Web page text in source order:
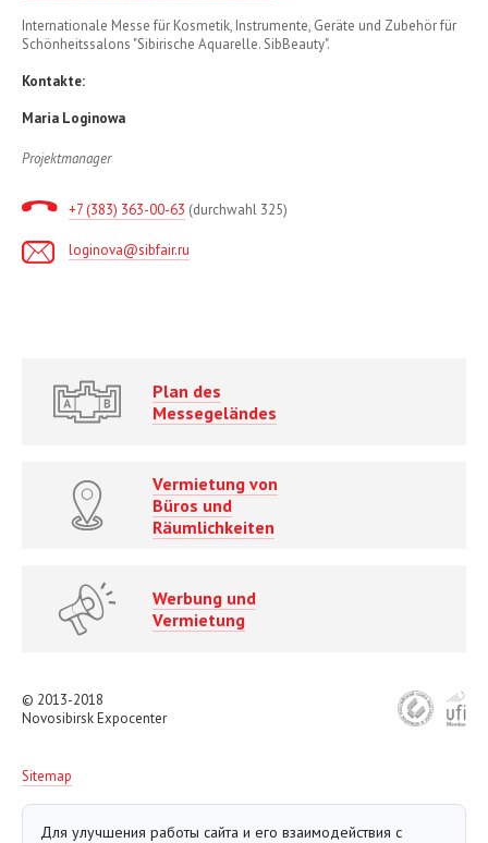
Internationale Messe für Kosmetik, Instrumente, Geräte und Zubehör für
Schönheitssalons "Sibirische Aquarelle. SibBeauty".
Kontakte:
Maria Loginowa
Projektmanager
+7 (383) 363-00-63 (durchwahl 325)
loginova@sibfair.ru
Plan des
Messegeländes
Vermietung von
Büros und
Räumlichkeiten
Werbung und
Vermietung
Для улучшения работы сайта и его взаимодействия с
© 2013-2018
Novosibirsk Expocenter
Sitemap